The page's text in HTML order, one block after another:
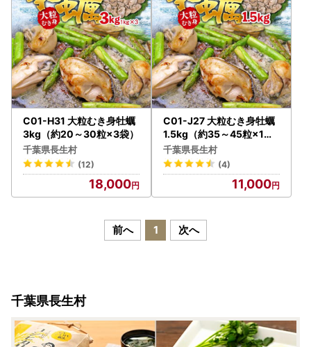
C01-H31 大粒むき身牡蠣
3kg（約20～30粒×3袋）
千葉県長生村
(12)
18,000
C01-J27 大粒むき身牡蠣
1.5kg（約35～45粒×1袋
）
千葉県長生村
(4)
11,000
前へ 1 次へ
千葉県長生村